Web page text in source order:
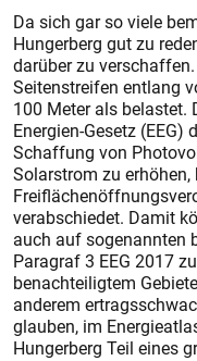
Da sich gar so viele
Hungerberg gut zu
darüber zu
Seitenstreifen entlang
100 Meter als belastet.
Energien-Gesetz
Schaffung von
Solarstrom zu
verabschiedet. Damit
auch auf sogenannten
Paragraf 3 EEG 2017
benachteiligtem
anderem
glauben, im
Hungerberg Teil eines